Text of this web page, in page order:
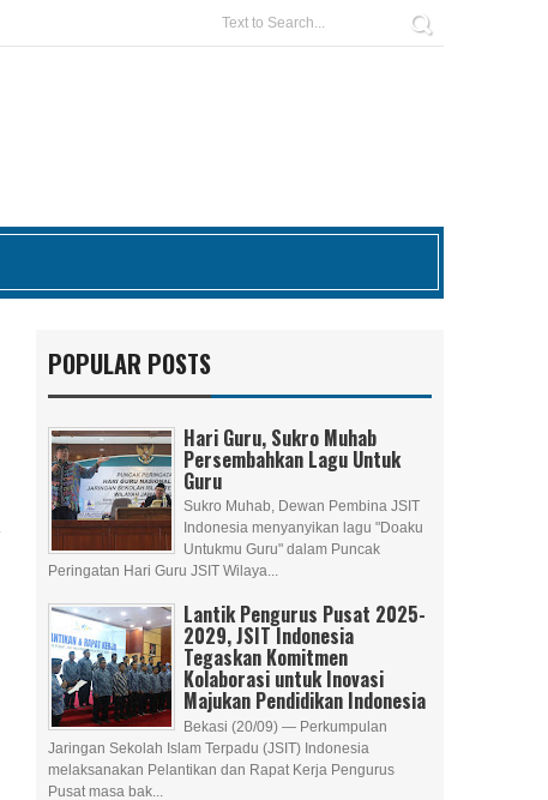
POPULAR POSTS
Hari Guru, Sukro Muhab
Persembahkan Lagu Untuk
Guru
Sukro Muhab, Dewan Pembina JSIT
Indonesia menyanyikan lagu "Doaku
Untukmu Guru" dalam Puncak
Peringatan Hari Guru JSIT Wilaya...
Lantik Pengurus Pusat 2025-
2029, JSIT Indonesia
Tegaskan Komitmen
Kolaborasi untuk Inovasi
Majukan Pendidikan Indonesia
Bekasi (20/09) — Perkumpulan
Jaringan Sekolah Islam Terpadu (JSIT) Indonesia
melaksanakan Pelantikan dan Rapat Kerja Pengurus
Pusat masa bak...